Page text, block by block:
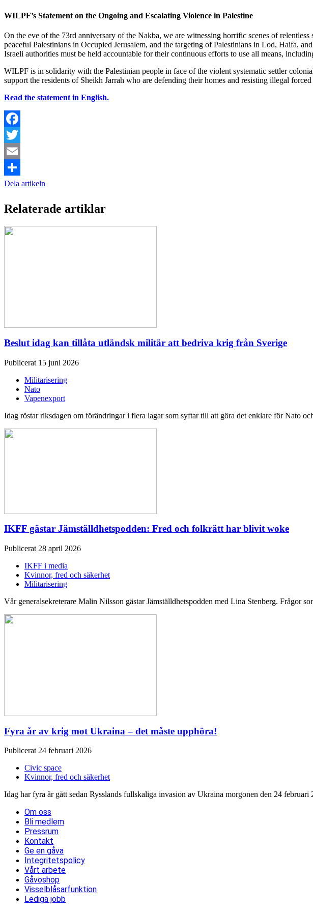
WILPF’s Statement on the Ongoing and Escalating Violence in Palestine
On the eve of the 73rd anniversary of the Nakba, we are witnessing horrific scenes of
peaceful Palestinians in Occupied Jerusalem, and the targeting of Palestinians in Lod, Haifa,
Israeli authorities must be held accountable for their continuous efforts to use all means,
WILPF is in solidarity with the Palestinian people in face of the violent systematic settler
support the residents of Sheikh Jarrah who are defending their homes and resisting illegal
Read the statement in English.
Facebook
Twitter
Email
Dela artikeln
Relaterade artiklar
Beslut idag kan tillåta utländsk militär att bedriva krig från Sverige
Publicerat 15 juni 2026
Militarisering
Nato
Vapenexport
Idag röstar riksdagen om förändringar i flera lagar som syftar till att göra det enklare för Nato
IKFF gästar Jämställdhetspodden: Fred och folkrätt har blivit woke
Publicerat 28 april 2026
IKFF i media
Kvinnor, fred och säkerhet
Militarisering
Vår generalsekreterare Malin Nilsson gästar Jämställdhetspodden med Lina Stenberg. Frågor
Fyra år av krig mot Ukraina – det måste upphöra!
Publicerat 24 februari 2026
Civic space
Kvinnor, fred och säkerhet
Idag har fyra år gått sedan Rysslands fullskaliga invasion av Ukraina morgonen den 24 februari
Om oss
Bli medlem
Pressrum
Kontakt
Ge en gåva
Integritetspolicy
Vårt arbete
Gåvoshop
Visselblåsarfunktion
Lediga jobb